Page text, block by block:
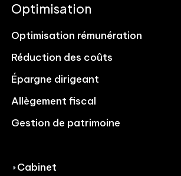
Optimisation
Optimisation rémunération
Réduction des coûts
Épargne dirigeant
Allègement fiscal
Gestion de patrimoine
Cabinet